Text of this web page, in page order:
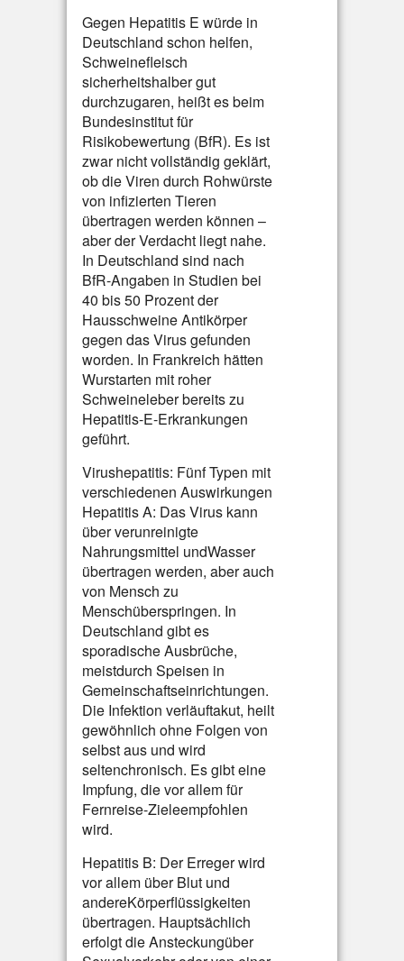
Gegen Hepatitis E würde in
Deutschland schon helfen,
Schweinefleisch
sicherheitshalber gut
durchzugaren, heißt es beim
Bundesinstitut für
Risikobewertung (BfR). Es ist
zwar nicht vollständig geklärt,
ob die Viren durch Rohwürste
von infizierten Tieren
übertragen werden können –
aber der Verdacht liegt nahe.
In Deutschland sind nach
BfR-Angaben in Studien bei
40 bis 50 Prozent der
Hausschweine Antikörper
gegen das Virus gefunden
worden. In Frankreich hätten
Wurstarten mit roher
Schweineleber bereits zu
Hepatitis-E-Erkrankungen
geführt.
Virushepatitis: Fünf Typen mit
verschiedenen Auswirkungen
Hepatitis A: Das Virus kann
über verunreinigte
Nahrungsmittel undWasser
übertragen werden, aber auch
von Mensch zu
Menschüberspringen. In
Deutschland gibt es
sporadische Ausbrüche,
meistdurch Speisen in
Gemeinschaftseinrichtungen.
Die Infektion verläuftakut, heilt
gewöhnlich ohne Folgen von
selbst aus und wird
seltenchronisch. Es gibt eine
Impfung, die vor allem für
Fernreise-Zieleempfohlen
wird.
Hepatitis B: Der Erreger wird
vor allem über Blut und
andereKörperflüssigkeiten
übertragen. Hauptsächlich
erfolgt die Ansteckungüber